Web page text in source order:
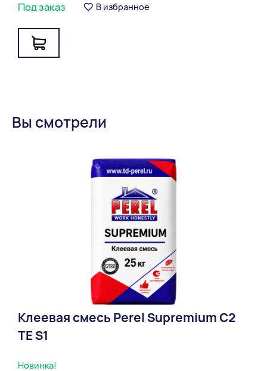
Под заказ В избранное
Вы смотрели
Новинка!
Клеевая смесь Perel Supremium С2
ТЕ S1